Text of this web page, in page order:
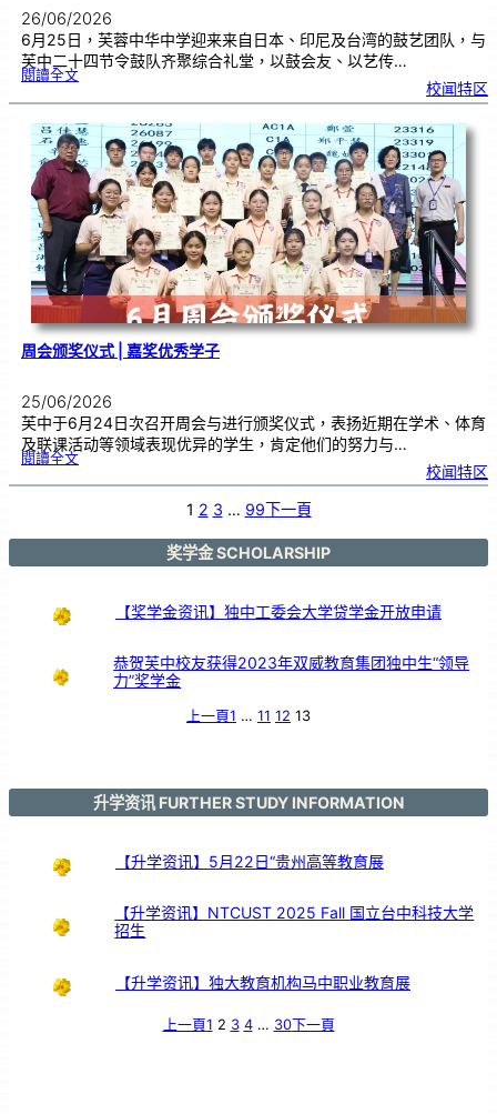
26/06/2026
6月25日，芙蓉中华中学迎来来自日本、印尼及台湾的鼓艺团队，与
芙中二十四节令鼓队齐聚综合礼堂，以鼓会友、以艺传…
閱讀全文:四
队
台
演
出
！
马
日
印
台
在
芙
中
大
舞
台
以
鼓
交
流
校闻特区
周会颁奖仪式 | 嘉奖优秀学子
25/06/2026
芙中于6月24日次召开周会与进行颁奖仪式，表扬近期在学术、体育
及联课活动等领域表现优异的学生，肯定他们的努力与…
閱讀全文:周
奖
秀
校闻特区
1 2 3 … 99下一頁
奖学金 SCHOLARSHIP
【奖学金资讯】独中工委会大学贷学金开放申请
恭贺芙中校友获得2023年双威教育集团独中生“领导
力”奖学金
上一頁1 … 11 12 13
升学资讯 FURTHER STUDY INFORMATION
【升学资讯】5月22日“贵州高等教育展
【升学资讯】NTCUST 2025 Fall 国立台中科技大学
招生
【升学资讯】独大教育机构马中职业教育展
上一頁1 2 3 4 … 30下一頁